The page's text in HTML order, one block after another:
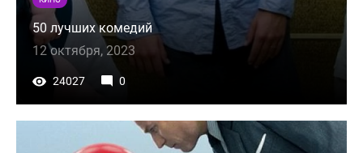
50 лучших комедий
12 октября, 2023
24027 0